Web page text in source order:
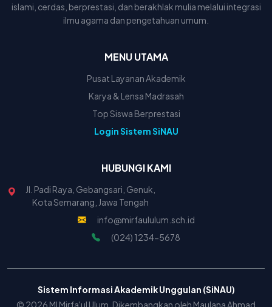
islami, cerdas, berprestasi, dan berakhlak mulia melalui integrasi
ilmu agama dan pengetahuan umum.
MENU UTAMA
Pusat Layanan Akademik
Karya & Lensa Madrasah
Top Siswa Berprestasi
Login Sistem SiNAU
HUBUNGI KAMI
Jl. Padi Raya, Gebangsari, Genuk,
Kota Semarang, Jawa Tengah
info@mirfaululum.sch.id
(024) 1234-5678
Sistem Informasi Akademik Unggulan (SiNAU)
© 2026 MI Mirfa'ul Ulum. Dikembangkan oleh Maulana Ahmad